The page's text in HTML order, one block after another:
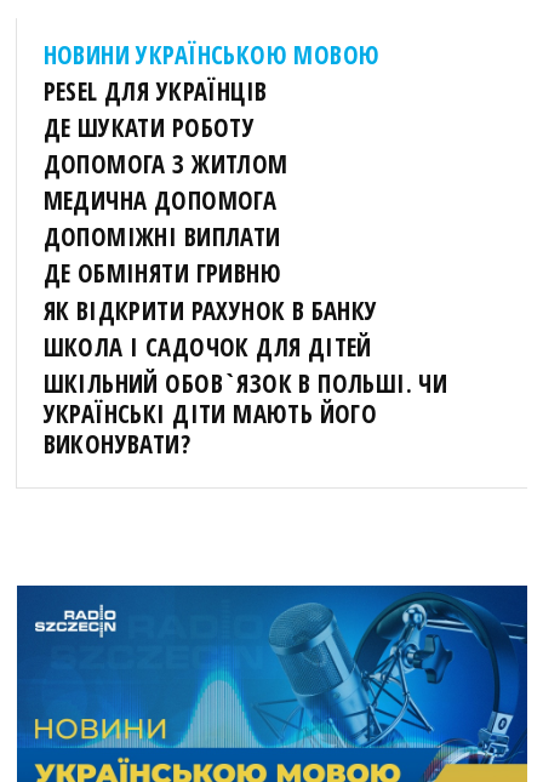
НОВИНИ УКРАЇНСЬКОЮ МОВОЮ
PESEL ДЛЯ УКРАЇНЦІВ
ДЕ ШУКАТИ РОБОТУ
ДОПОМОГА З ЖИТЛОМ
МЕДИЧНА ДОПОМОГА
ДОПОМІЖНІ ВИПЛАТИ
ДЕ ОБМІНЯТИ ГРИВНЮ
ЯК ВІДКРИТИ РАХУНОК В БАНКУ
ШКОЛА І САДОЧОК ДЛЯ ДІТЕЙ
ШКІЛЬНИЙ ОБОВ`ЯЗОК В ПОЛЬШІ. ЧИ
УКРАЇНСЬКІ ДІТИ МАЮТЬ ЙОГО
ВИКОНУВАТИ?